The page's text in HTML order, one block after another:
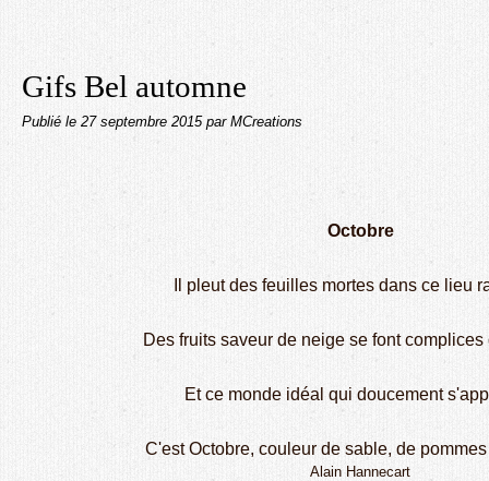
Gifs Bel automne
Publié le 27 septembre 2015 par MCreations
Octobre
Il pleut des feuilles mortes dans ce lieu
Des fruits saveur de neige se font complices
Et ce monde idéal qui doucement
C'est Octobre, couleur de sable, de
Alain Hannecart